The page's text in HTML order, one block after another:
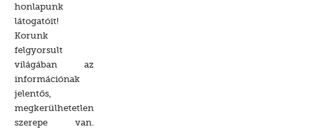
honlapunk
látogatóit!
Korunk
felgyorsult
világában az
információnak
jelentős,
megkerülhetetlen
szerepe van.